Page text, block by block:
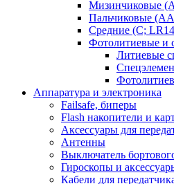
Мизинчиковые
Пальчиковые
Средние (C;
Фотолитиевые и
Литиевые
Аппаратура и электроника
Failsafe, биперы
Flash накопители и
Аксессуары для
Антенны
Выключатель
Гироскопы и
Кабели для